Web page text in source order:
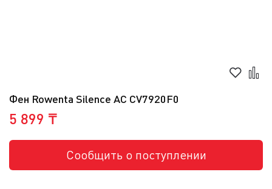
Фен Rowenta Silence AC CV7920F0
5 899 ₸
Сообщить о поступлении